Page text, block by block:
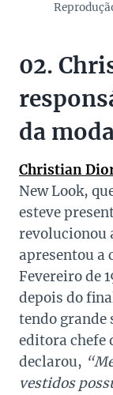
02.
da
Christian
New Look,
esteve
revolucionou
apresentou a
Fevereiro de
depois do
tendo grande
editora chefe
declarou,
vestidos